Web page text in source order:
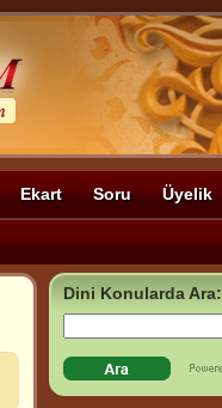
Ekart Soru Üyelik
Dini Konularda Ara: